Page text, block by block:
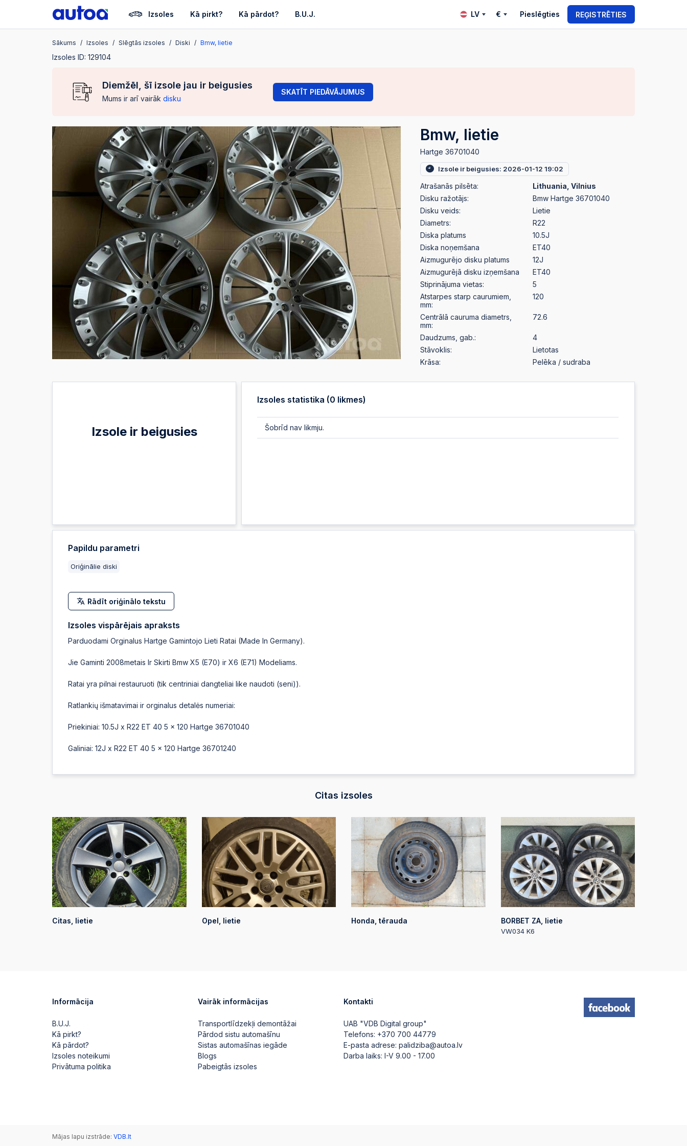
Izsoles Kā pirkt? Kā pārdot? B.U.J. LV € Pieslēgties REĢISTRĒTIES
Sākums Izsoles Slēgtās izsoles Diski Bmw, lietie
Izsoles ID: 129104
Diemžēl, šī izsole jau ir beigusies
Mums ir arī vairāk disku
SKATĪT PIEDĀVĀJUMUS
Bmw, lietie
Hartge 36701040
Izsole ir beigusies: 2026-01-12 19:02
Atrašanās pilsēta:
Lithuania, Vilnius
Disku ražotājs:
Bmw Hartge 36701040
Disku veids:
Lietie
Diametrs:
R22
Diska platums
10.5J
Diska noņemšana
ET40
Aizmugurējo disku platums
12J
Aizmugurējā disku izņemšana
ET40
Stiprinājuma vietas:
5
Atstarpes starp caurumiem,
mm:
120
Centrālā cauruma diametrs,
mm:
72.6
Daudzums, gab.:
4
Stāvoklis:
Lietotas
Krāsa:
Pelēka / sudraba
Izsole ir beigusies
Izsoles statistika (0 likmes)
Šobrīd nav likmju.
Papildu parametri
Oriģinālie diski
Rādīt oriģinālo tekstu
Izsoles vispārējais apraksts
Parduodami Orginalus Hartge Gamintojo Lieti Ratai (Made In Germany).
Jie Gaminti 2008metais Ir Skirti Bmw X5 (E70) ir X6 (E71) Modeliams.
Ratai yra pilnai restauruoti (tik centriniai dangteliai like naudoti (seni)).
Ratlankių išmatavimai ir orginalus detalės numeriai:
Priekiniai: 10.5J x R22 ET 40 5 x 120 Hartge 36701040
Galiniai: 12J x R22 ET 40 5 x 120 Hartge 36701240
Citas izsoles
Citas, lietie Opel, lietie Honda, tērauda BORBET ZA, lietie
VW034 K6
Informācija
B.U.J.
Kā pirkt?
Kā pārdot?
Izsoles noteikumi
Privātuma politika
Vairāk informācijas
Transportlīdzekļi demontāžai
Pārdod sistu automašīnu
Sistas automašīnas iegāde
Blogs
Pabeigtās izsoles
Kontakti
UAB "VDB Digital group"
Telefons: +370 700 44779
E-pasta adrese: palidziba@autoa.lv
Darba laiks: I-V 9.00 - 17.00
Mājas lapu izstrāde: VDB.lt